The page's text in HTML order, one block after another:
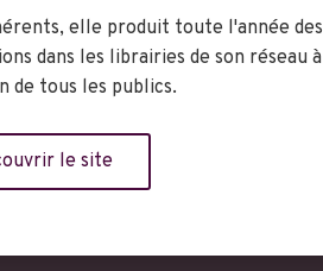
elle produit toute l'année des
dans les librairies de son réseau à
de tous les publics.
le site